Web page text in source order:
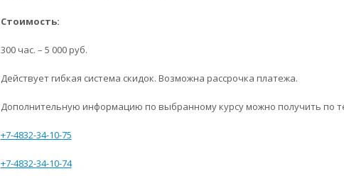
Стоимость:
300 час. – 5 000 руб.
Действует гибкая система скидок. Возможна рассрочка платежа.
Дополнительную информацию по выбранному курсу можно получить по
+7-4832-34-10-75
+7-4832-34-10-74